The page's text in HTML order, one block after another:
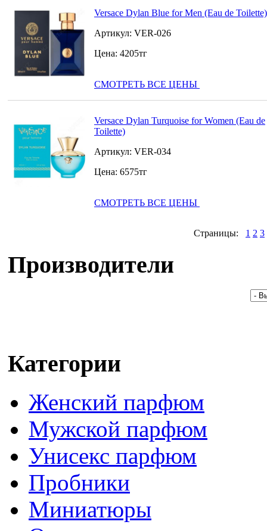
Versace Dylan Blue for Men (Eau de Toilette)
Артикул: VER-026
Цена: 4205тг
СМОТРЕТЬ ВСЕ ЦЕНЫ
Versace Dylan Turquoise for Women (Eau de
Toilette)
Артикул: VER-034
Цена: 6575тг
СМОТРЕТЬ ВСЕ ЦЕНЫ
Страницы: 1 2 3
Производители
Категории
Женский парфюм
Мужской парфюм
Унисекс парфюм
Пробники
Миниатюры